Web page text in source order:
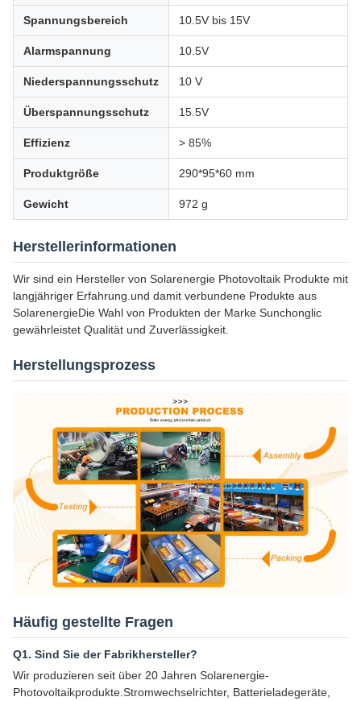
Spannungsbereich 10.5V bis 15V
Alarmspannung 10.5V
Niederspannungsschutz 10 V
Überspannungsschutz 15.5V
Effizienz > 85%
Produktgröße 290*95*60 mm
Gewicht 972 g
Herstellerinformationen
Wir sind ein Hersteller von Solarenergie Photovoltaik Produkte mit
langjähriger Erfahrung.und damit verbundene Produkte aus
SolarenergieDie Wahl von Produkten der Marke Sunchonglic
gewährleistet Qualität und Zuverlässigkeit.
Herstellungsprozess
Häufig gestellte Fragen
Q1. Sind Sie der Fabrikhersteller?
Wir produzieren seit über 20 Jahren Solarenergie-
Photovoltaikprodukte.Stromwechselrichter, Batterieladegeräte,